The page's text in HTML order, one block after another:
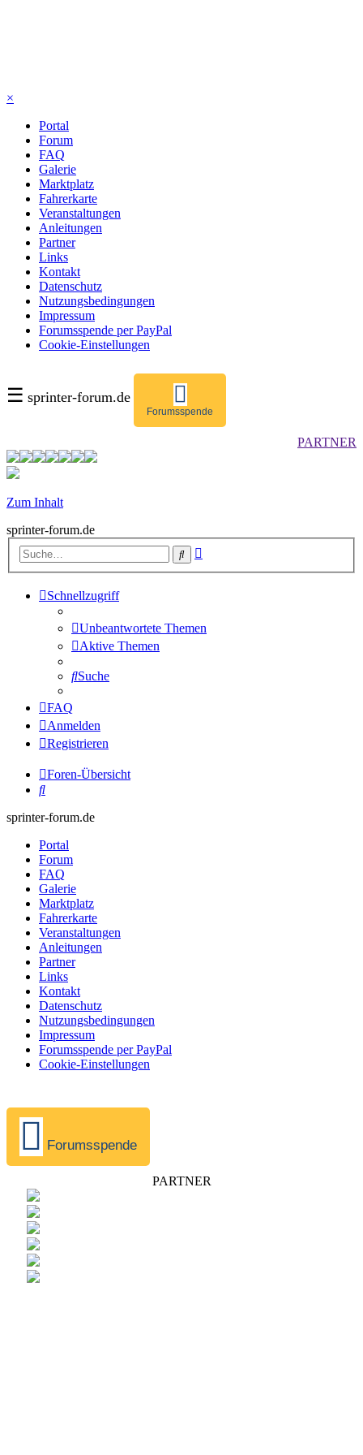
×
Portal
Forum
FAQ
Galerie
Marktplatz
Fahrerkarte
Veranstaltungen
Anleitungen
Partner
Links
Kontakt
Datenschutz
Nutzungsbedingungen
Impressum
Forumsspende per PayPal
Cookie-Einstellungen
☰ sprinter-forum.de
Forumsspende
PARTNER
Zum Inhalt
sprinter-forum.de
Suche
Schnellzugriff
Unbeantwortete Themen
Aktive Themen
Suche
FAQ
Anmelden
Registrieren
Foren-Übersicht
Suche
sprinter-forum.de
Portal
Forum
FAQ
Galerie
Marktplatz
Fahrerkarte
Veranstaltungen
Anleitungen
Partner
Links
Kontakt
Datenschutz
Nutzungsbedingungen
Impressum
Forumsspende per PayPal
Cookie-Einstellungen
Forumsspende
PARTNER